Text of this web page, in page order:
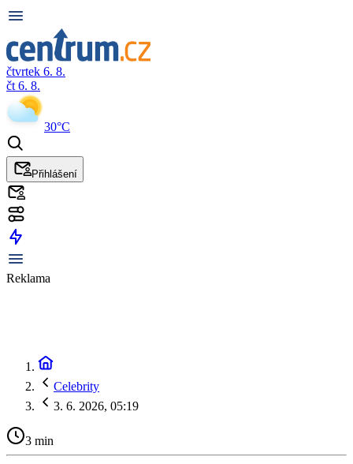
čtvrtek 6. 8.
čt 6. 8.
30°C
Přihlášení
Reklama
Celebrity
3. 6. 2026, 05:19
3 min